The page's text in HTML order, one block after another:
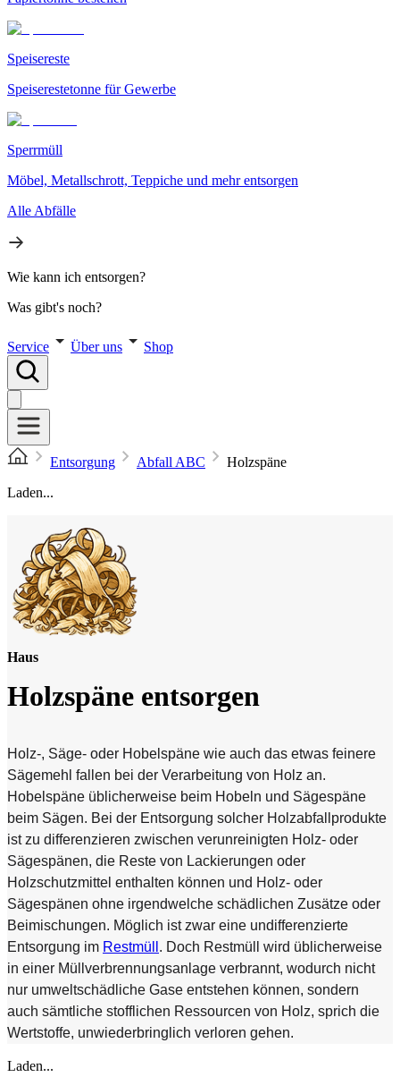
Speisereste
Speiserestetonne für Gewerbe
Sperrmüll
Möbel, Metallschrott, Teppiche und mehr entsorgen
Alle Abfälle
Wie kann ich entsorgen?
Was gibt's noch?
Service Über uns Shop
Entsorgung Abfall ABC
Holzspäne
Laden...
Haus
Holzspäne entsorgen
Holz-, Säge- oder Hobelspäne wie auch das etwas feinere
Sägemehl fallen bei der Verarbeitung von Holz an.
Hobelspäne üblicherweise beim Hobeln und Sägespäne
beim Sägen. Bei der Entsorgung solcher Holzabfallprodukte
ist zu differenzieren zwischen verunreinigten Holz- oder
Sägespänen, die Reste von Lackierungen oder
Holzschutzmittel enthalten können und Holz- oder
Sägespänen ohne irgendwelche schädlichen Zusätze oder
Beimischungen. Möglich ist zwar eine undifferenzierte
Entsorgung im Restmüll . Doch Restmüll wird üblicherweise
in einer Müllverbrennungsanlage verbrannt, wodurch nicht
nur umweltschädliche Gase entstehen können, sondern
auch sämtliche stofflichen Ressourcen von Holz, sprich die
Wertstoffe, unwiederbringlich verloren gehen.
Laden...